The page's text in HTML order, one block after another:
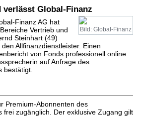
Global-Finanz
Bild: Global-Finanz
Finanz AG hat
Vertrieb und
Steinhart (49)
Allfinanzdienstleister. Einen
von Fonds professionell online
auf Anfrage des
bestätigt.
Premium-Abonnenten des
frei zugänglich. Der exklusive Zugang gilt